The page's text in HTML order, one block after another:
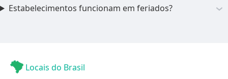
Estabelecimentos funcionam em feriados?
Locais do Brasil